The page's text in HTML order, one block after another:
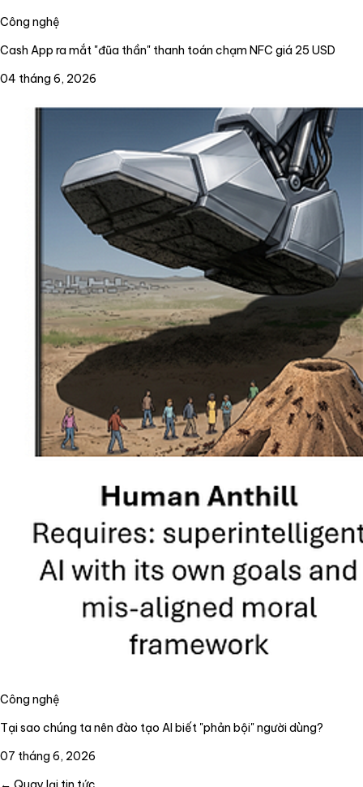
Công nghệ
Cash App ra mắt "đũa thần" thanh toán chạm NFC giá 25 USD
04 tháng 6, 2026
Công nghệ
Tại sao chúng ta nên đào tạo AI biết "phản bội" người dùng?
07 tháng 6, 2026